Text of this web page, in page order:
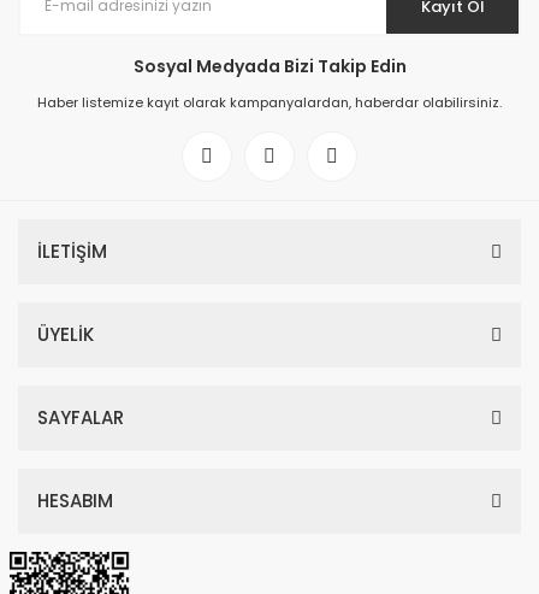
Kayıt Ol
Sosyal Medyada Bizi Takip Edin
Haber listemize kayıt olarak kampanyalardan, haberdar olabilirsiniz.
İLETİŞİM
ÜYELİK
SAYFALAR
HESABIM